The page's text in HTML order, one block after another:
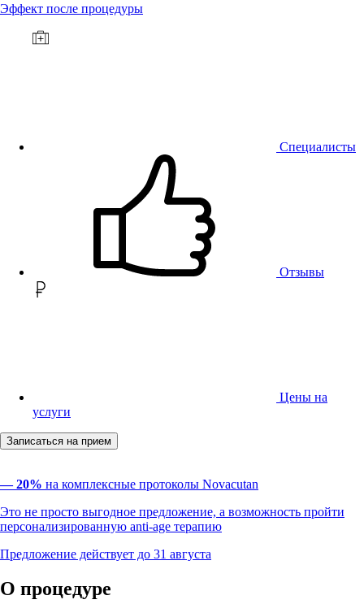
Эффект после процедуры
Специалисты
Отзывы
Цены на
услуги
Записаться на прием
— 20% на комплексные протоколы Novacutan
Это не просто выгодное предложение, а возможность пройти
персонализированную anti-age терапию
Предложение действует до 31 августа
О процедуре